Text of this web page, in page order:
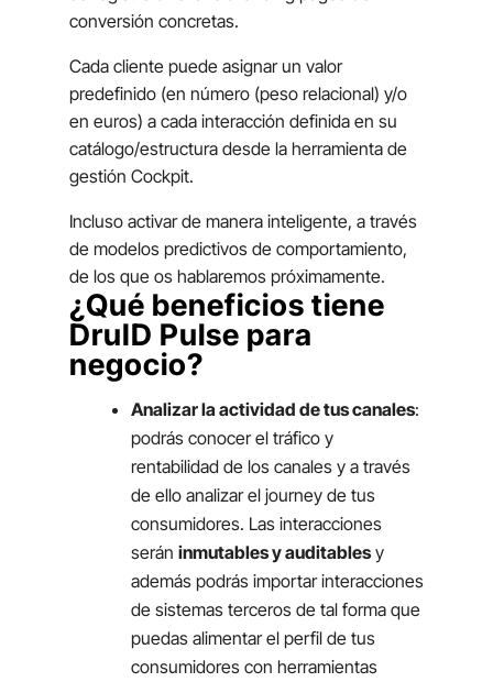
conversión concretas.
Cada cliente puede asignar un valor
predefinido (en número (peso relacional) y/o
en euros) a cada interacción definida en su
catálogo/estructura desde la herramienta de
gestión Cockpit.
Incluso activar de manera inteligente, a través
de modelos predictivos de comportamiento,
de los que os hablaremos próximamente.
¿Qué beneficios tiene
DruID Pulse para
negocio?
Analizar la actividad de tus canales:
podrás conocer el tráfico y
rentabilidad de los canales y a través
de ello analizar el journey de tus
consumidores. Las interacciones
serán inmutables y auditablesy
además podrás importar interacciones
de sistemas terceros de tal forma que
puedas alimentar el perfil de tus
consumidores con herramientas